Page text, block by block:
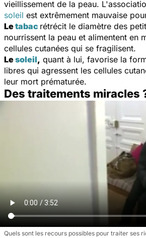
vieillissement de la peau.
soleil est extrêmement mauvaise
Letabac rétrécit le diamètre des
nourrissent la peau et alimentent en
cellules cutanées qui se fragilisent.
Lesoleil, quant à lui, favorise la
libres qui agressent les cellules
leur mort prématurée.
Des traitements miracles
Quels sont les recours possibles pour traiter ses